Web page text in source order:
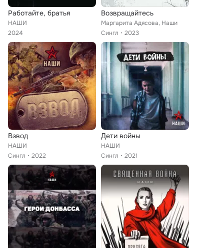
Работайте, братья
НАШИ
2024
Возвращайтесь
Маргарита Адясова, Наши
Сингл
2023
Взвод
НАШИ
Сингл
2022
Дети войны
НАШИ
Сингл
2021